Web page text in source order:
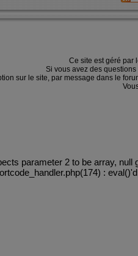
Ce site est géré par
Si vous avez des
sur le site, par message dans le
parameter 2 to be array, null
: